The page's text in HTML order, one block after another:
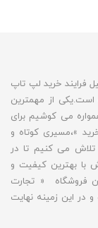
فرایند خرید لپ تاپ
است.یکی از مهمترین
می کوشیم برای
»،مسیری کوتاه و
تلاش می کنیم تا در
با بهترین کیفیت و
فروشگاه « تجارت
و در این زمینه نهایت